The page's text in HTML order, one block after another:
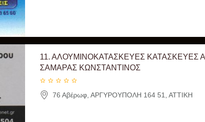
11. ΑΛΟΥΜΙΝΟΚΑΤΑΣΚΕΥΕΣ ΚΑΤΑΣΚΕΥΕΣ
ΣΑΜΑΡΑΣ ΚΩΝΣΤΑΝΤΙΝΟΣ
76 Αβέρωφ, ΑΡΓΥΡΟΥΠΟΛΗ 164 51, ΑΤΤΙΚΗ